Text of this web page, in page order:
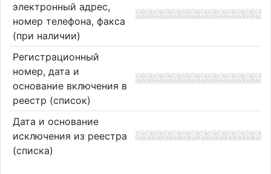
электронный адрес,
номер телефона, факса
(при наличии)
Регистрационный
номер, дата и
основание включения в
реестр (список)
Дата и основание
исключения из реестра
(списка)